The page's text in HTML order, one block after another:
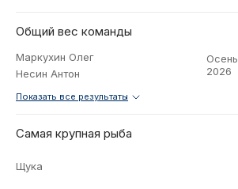
Общий вес команды
Маркухин Олег
Несин Антон
Осень
2026
Показать все результаты
Самая крупная рыба
Щука